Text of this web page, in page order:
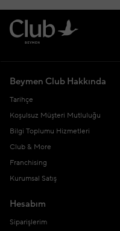
Beymen Club Hakkında
Tarihçe
Koşulsuz Müşteri Mutluluğu
Bilgi Toplumu Hizmetleri
Club & More
Franchising
Kurumsal Satış
Hesabım
Siparişlerim